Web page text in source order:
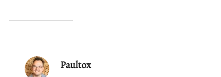
Paultox